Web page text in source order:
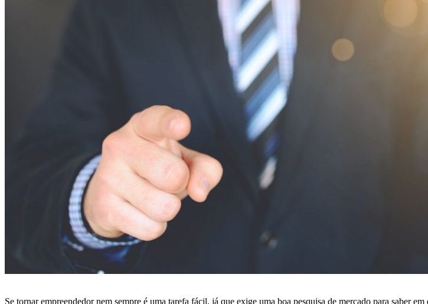
Se tornar empreendedor nem sempre é uma tarefa fácil, já que exige uma boa pesquisa de mercado para saber